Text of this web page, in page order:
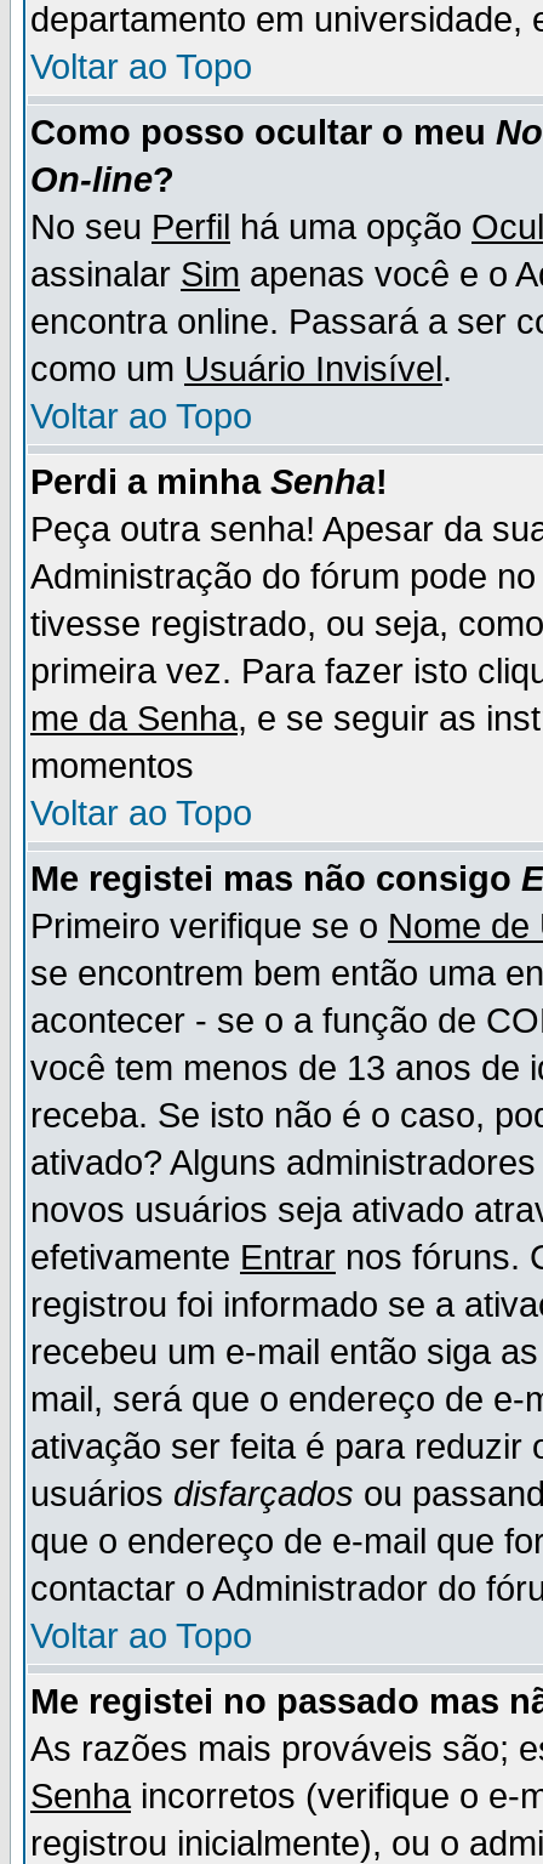
departamento em universidade,
Voltar ao Topo
Como posso ocultar o meu
On-line?
No seu Perfil há uma opção
assinalar Sim apenas você e o
encontra online. Passará a ser
como um Usuário Invisível.
Voltar ao Topo
Perdi a minha Senha!
Peça outra senha! Apesar da
Administração do fórum pode
tivesse registrado, ou seja,
primeira vez. Para fazer isto
me da Senha, e se seguir as
momentos
Voltar ao Topo
Me registei mas não consigo
Primeiro verifique se o Nome de
se encontrem bem então uma
acontecer - se o a função de
você tem menos de 13 anos de
receba. Se isto não é o caso,
ativado? Alguns
novos usuários seja ativado
efetivamente Entrar nos fóruns.
registrou foi informado se a
recebeu um e-mail então siga
mail, será que o endereço de
ativação ser feita é para reduzir
usuários disfarçados ou
que o endereço de e-mail que
contactar o Administrador do
Voltar ao Topo
Me registei no passado mas
As razões mais prováveis são;
Senhaincorretos (verifique o e-
registrou inicialmente), ou o